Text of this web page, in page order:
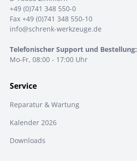
+49 (0)741 348 550-0
Fax +49 (0)741 348 550-10
info@schrenk-werkzeuge.de
Telefonischer Support und Bestellung:
Mo-Fr, 08:00 - 17:00 Uhr
Service
Reparatur & Wartung
Kalender 2026
Downloads